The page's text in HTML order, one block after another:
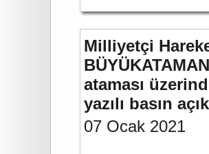
Milliyetçi
ataması
yazılı basın
07 Ocak 2021